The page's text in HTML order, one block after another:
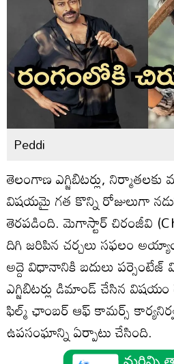
Peddi
తెలంగాణ ఎగ్జిబిటర్లు, నిర్మాతలకు
విషయమై గత కొన్ని రోజులుగా
తెరపడింది. మెగాస్టార్ చిరంజీవి
దిగి జరిపిన చర్చలు సఫలం
అద్దె విధానానికి బదులు
ఎగ్జిబిటర్లు డిమాండ్ చేసిన విషయం
ఫిల్మ్ ఛాంబర్ ఆఫ్ కామర్స్
ఉపసంఘాన్ని ఏర్పాటు చేసింది.